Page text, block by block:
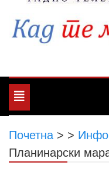
Toggle
navigation
Почетна > > Инфо
Планинарски